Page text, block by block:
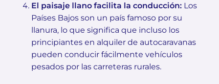
El paisaje llano facilita la conducción: Los
Países Bajos son un país famoso por su
llanura, lo que significa que incluso los
principiantes en alquiler de autocaravanas
pueden conducir fácilmente vehículos
pesados por las carreteras rurales.